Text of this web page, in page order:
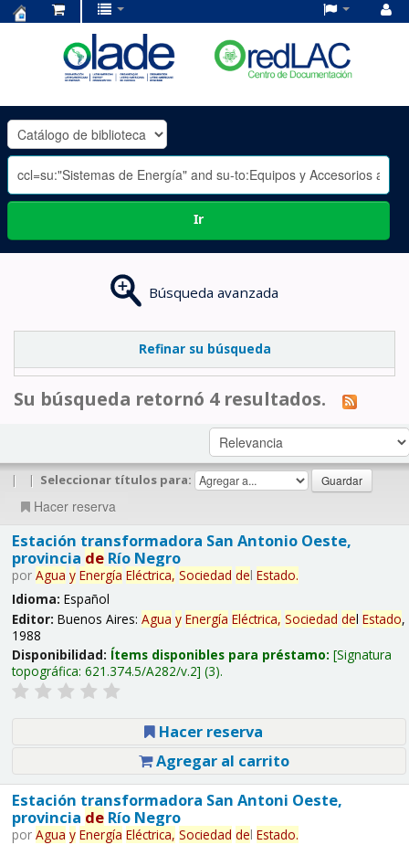
OLADE
-
Ir
Búsqueda avanzada
Refinar su búsqueda
Su búsqueda retornó 4 resultados.
| | Seleccionar títulos para:
Hacer reserva
Estación transformadora San Antonio Oeste,
provincia deRío Negro
por Agua y Energía Eléctrica, Sociedad del Estado.
Idioma: Español
Editor: Buenos Aires: Agua y Energía Eléctrica, Sociedad del Estado,
1988
Disponibilidad: Ítems disponibles para préstamo: Signatura
topográfica: 621.374.5/A282/v.2 (3).
Hacer reserva
Agregar al carrito
Estación transformadora San Antoni Oeste,
provincia deRío Negro
por Agua y Energía Eléctrica, Sociedad del Estado.